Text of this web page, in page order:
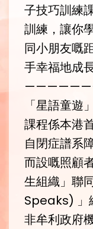
子技巧訓練
訓練，讓你
同小朋友嘅
手幸福地成
「星語童遊
課程係本港
自閉症譜系
而設嘅照顧
生組織」聯
Speaks) 」
非牟利政府